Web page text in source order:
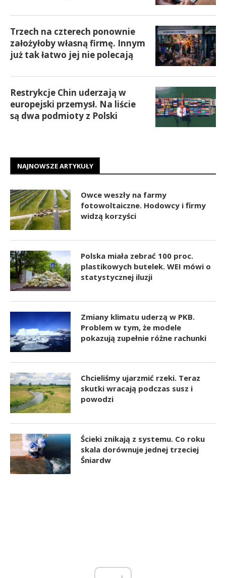
Trzech na czterech ponownie
założyłoby własną firmę. Innym
już tak łatwo jej nie polecają
Restrykcje Chin uderzają w
europejski przemysł. Na liście
są dwa podmioty z Polski
NAJNOWSZE ARTYKUŁY
Owce weszły na farmy
fotowoltaiczne. Hodowcy i firmy
widzą korzyści
Polska miała zebrać 100 proc.
plastikowych butelek. WEI mówi o
statystycznej iluzji
Zmiany klimatu uderzą w PKB.
Problem w tym, że modele
pokazują zupełnie różne rachunki
Chcieliśmy ujarzmić rzeki. Teraz
skutki wracają podczas susz i
powodzi
Ścieki znikają z systemu. Co roku
skala dorównuje jednej trzeciej
Śniardw